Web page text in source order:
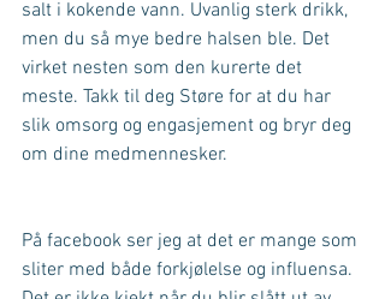
salt i kokende vann. Uvanlig sterk drikk,
men du så mye bedre halsen ble. Det
virket nesten som den kurerte det
meste. Takk til deg Støre for at du har
slik omsorg og engasjement og bryr deg
om dine medmennesker.
På facebook ser jeg at det er mange som
sliter med både forkjølelse og influensa.